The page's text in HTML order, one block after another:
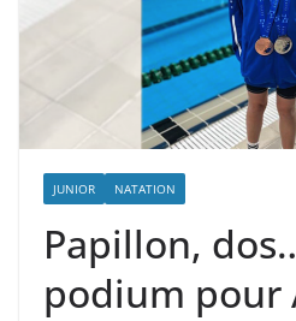
JUNIOR NATATION
Papillon,
podium pour